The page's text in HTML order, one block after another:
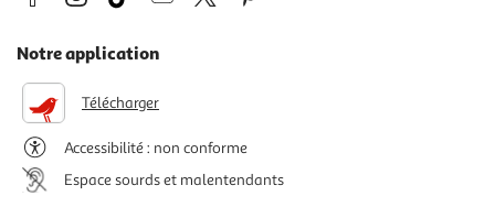
Notre application
Télécharger
Accessibilité : non conforme
Espace sourds et malentendants